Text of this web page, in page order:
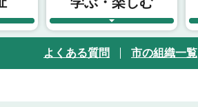
よくある質問 市の組織一覧